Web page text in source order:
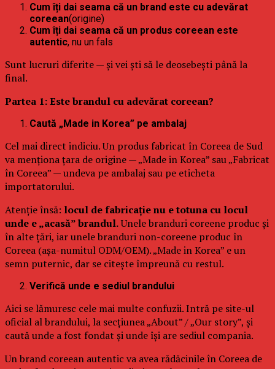
Cum îți dai seama că un brand este cu adevărat
coreean(origine)
Cum îți dai seama că un produs coreean este
autentic, nu un fals
Sunt lucruri diferite — și vei ști să le deosebești până la
final.
Partea 1: Este brandul cu adevărat coreean?
Caută „Made in Korea” pe ambalaj
Cel mai direct indiciu. Un produs fabricat în Coreea de Sud
va menționa țara de origine — „Made in Korea” sau „Fabricat
în Coreea” — undeva pe ambalaj sau pe eticheta
importatorului.
Atenție însă: locul de fabricație nu e totuna cu locul
unde e „acasă” brandul.Unele branduri coreene produc și
în alte țări, iar unele branduri non-coreene produc în
Coreea (așa-numitul ODM/OEM). „Made in Korea” e un
semn puternic, dar se citește împreună cu restul.
Verifică unde e sediul brandului
Aici se lămuresc cele mai multe confuzii. Intră pe site-ul
oficial al brandului, la secțiunea „About” / „Our story”, și
caută unde a fost fondat și unde își are sediul compania.
Un brand coreean autentic va avea rădăcinile în Coreea de